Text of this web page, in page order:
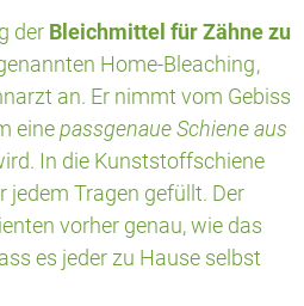
der Bleichmittel für Zähne zu
Home-Bleaching,
an. Er nimmt vom Gebiss
einepassgenaue Schiene aus
In die Kunststoffschiene
Tragen gefüllt. Der
vorher genau, wie das
es jeder zu Hause selbst